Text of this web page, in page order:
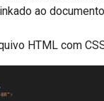
ao
HTML com